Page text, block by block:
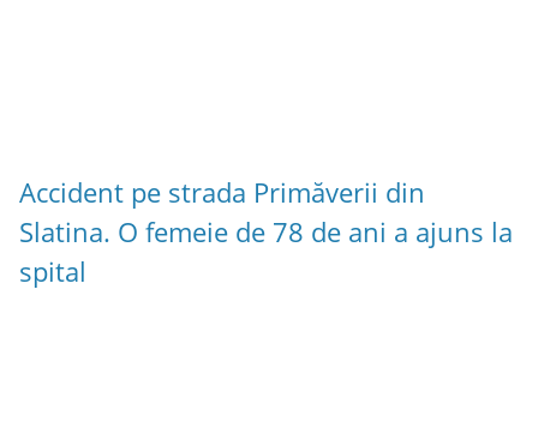
Accident pe strada Primăverii din
Slatina. O femeie de 78 de ani a ajuns la
spital